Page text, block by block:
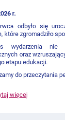
r.
odbyło się
które zgromadziło
wydarzenia nie
oraz
etapu edukacji.
do przeczytania
więcej